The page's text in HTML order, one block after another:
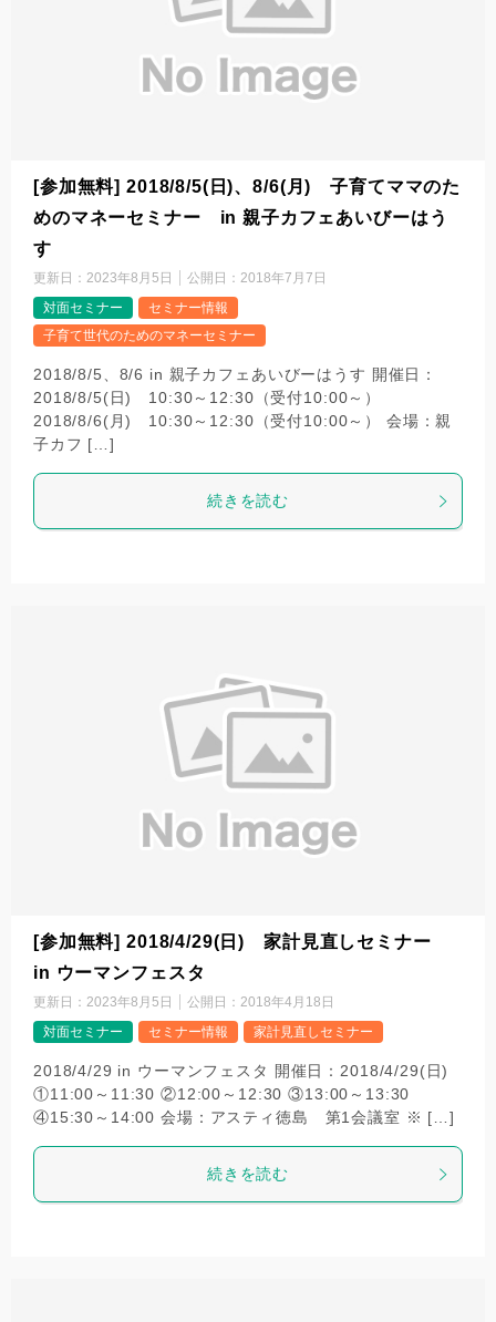
[参加無料] 2018/8/5(日)、8/6(月) 子育てママのた
めのマネーセミナー in 親子カフェあいびーはう
す
更新日： 2023年8月5日 公開日： 2018年7月7日
対面セミナー
セミナー情報
子育て世代のためのマネーセミナー
2018/8/5、8/6 in 親子カフェあいびーはうす 開催日：
2018/8/5(日) 10:30～12:30（受付10:00～）
2018/8/6(月) 10:30～12:30（受付10:00～） ​会場：親
子カフ […]
続きを読む
[参加無料] 2018/4/29(日) 家計見直しセミナー
in ウーマンフェスタ
更新日： 2023年8月5日 公開日： 2018年4月18日
対面セミナー
セミナー情報 家計見直しセミナー
2018/4/29 in ウーマンフェスタ 開催日：2018/4/29(日)
①11:00～11:30 ②12:00～12:30 ③13:00～13:30
④15:30～14:00 ​会場：アスティ徳島 第1会議室 ※ […]
続きを読む